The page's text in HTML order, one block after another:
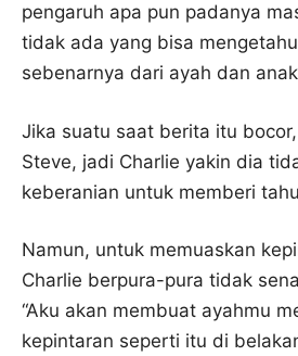
pengaruh apa pun padanya
tidak ada yang bisa
sebenarnya dari ayah dan
Jika suatu saat berita itu
Steve, jadi Charlie yakin dia
keberanian untuk memberi
Namun, untuk memuaskan
Charlie berpura-pura tidak
“Aku akan membuat ayahmu
kepintaran seperti itu di